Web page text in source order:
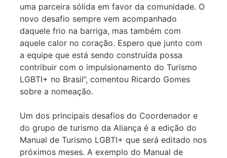
uma parceira sólida em favor da comunidade. O
novo desafio sempre vem acompanhado
daquele frio na barriga, mas também com
aquele calor no coração. Espero que junto com
a equipe que está sendo construída possa
contribuir com o impulsionamento do Turismo
LGBTI+ no Brasil”, comentou Ricardo Gomes
sobre a nomeação.
Um dos principais desafios do Coordenador e
do grupo de turismo da Aliança é a edição do
Manual de Turismo LGBTI+ que será editado nos
próximos meses. A exemplo do Manual de